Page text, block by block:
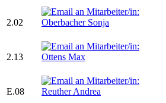
2.02
2.13
E.08